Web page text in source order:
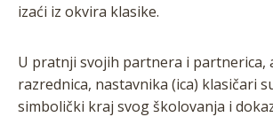
izaći iz okvira klasike.
U pratnji svojih partnera i partnerica,
razrednica, nastavnika (ica) klasičari
simbolički kraj svog školovanja i